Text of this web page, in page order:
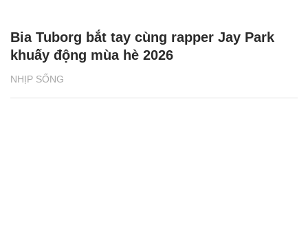
NHỊP SỐNG
Bia Tuborg bắt tay cùng rapper Jay Park
khuấy động mùa hè 2026